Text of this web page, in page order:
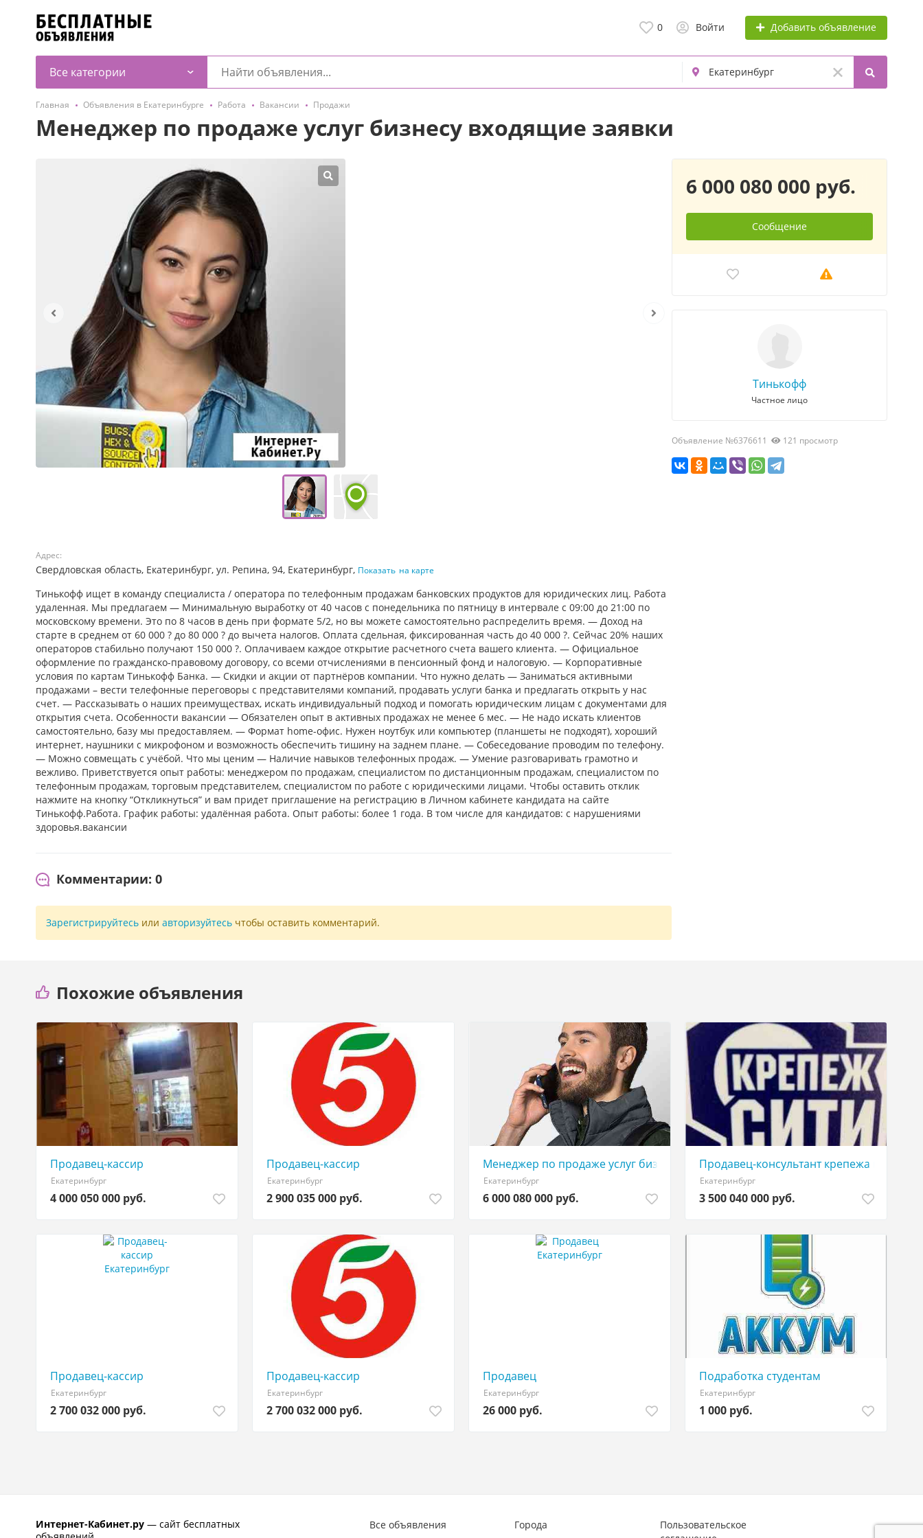
0 Войти Добавить объявление
Все категории
Главная Объявления в Екатеринбурге Работа Вакансии Продажи
Менеджер по продаже услуг бизнесу входящие заявки
Адрес:
Свердловская область, Екатеринбург, ул. Репина, 94, Екатеринбург, Показать на карте
Тинькофф ищет в команду специалиста / оператора по телефонным продажам банковских продуктов для юридических лиц. Работа
удаленная. Мы предлагаем — Минимальную выработку от 40 часов с понедельника по пятницу в интервале с 09:00 до 21:00 по
московскому времени. Это по 8 часов в день при формате 5/2, но вы можете самостоятельно распределить время. — Доход на
старте в среднем от 60 000 ? до 80 000 ? до вычета налогов. Оплата сдельная, фиксированная часть до 40 000 ?. Сейчас 20% наших
операторов стабильно получают 150 000 ?. Оплачиваем каждое открытие расчетного счета вашего клиента. — Официальное
оформление по гражданско-правовому договору, со всеми отчислениями в пенсионный фонд и налоговую. — Корпоративные
условия по картам Тинькофф Банка. — Скидки и акции от партнёров компании. Что нужно делать — Заниматься активными
продажами – вести телефонные переговоры с представителями компаний, продавать услуги банка и предлагать открыть у нас
счет. — Рассказывать о наших преимуществах, искать индивидуальный подход и помогать юридическим лицам с документами для
открытия счета. Особенности вакансии — Обязателен опыт в активных продажах не менее 6 мес. — Не надо искать клиентов
самостоятельно, базу мы предоставляем. — Формат home-офис. Нужен ноутбук или компьютер (планшеты не подходят), хороший
интернет, наушники с микрофоном и возможность обеспечить тишину на заднем плане. — Собеседование проводим по телефону.
— Можно совмещать с учёбой. Что мы ценим — Наличие навыков телефонных продаж. — Умение разговаривать грамотно и
вежливо. Приветствуется опыт работы: менеджером по продажам, специалистом по дистанционным продажам, специалистом по
телефонным продажам, торговым представителем, специалистом по работе с юридическими лицами. Чтобы оставить отклик
нажмите на кнопку “Откликнуться” и вам придет приглашение на регистрацию в Личном кабинете кандидата на сайте
Тинькофф.Работа. График работы: удалённая работа. Опыт работы: более 1 года. В том числе для кандидатов: с нарушениями
здоровья.вакансии
Комментарии: 0
Зарегистрируйтесь или авторизуйтесь чтобы оставить комментарий.
6 000 080 000 руб.
Сообщение
Тинькофф
Частное лицо
Объявление №6376611 121 просмотр
Похожие объявления
Продавец-кассир
Екатеринбург
4 000 050 000 руб.
Продавец-кассир
Екатеринбург
2 900 035 000 руб.
Менеджер по продаже услуг бизнесу
Екатеринбург
6 000 080 000 руб.
Продавец-консультант крепежа и
Екатеринбург
3 500 040 000 руб.
Продавец-кассир
Екатеринбург
2 700 032 000 руб.
Продавец-кассир
Екатеринбург
2 700 032 000 руб.
Продавец
Екатеринбург
26 000 руб.
Подработка студентам
Екатеринбург
1 000 руб.
Интернет-Кабинет.ру — сайт бесплатных
Все объявления Города
Пользовательское